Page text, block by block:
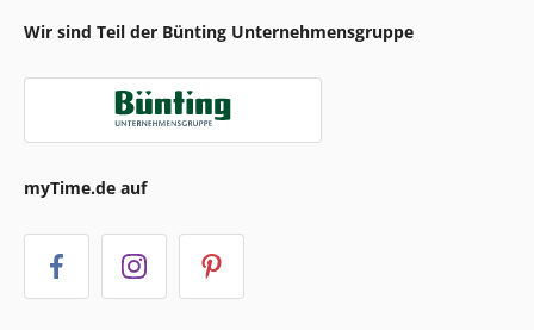
Wir sind Teil der Bünting Unternehmensgruppe
myTime.de auf